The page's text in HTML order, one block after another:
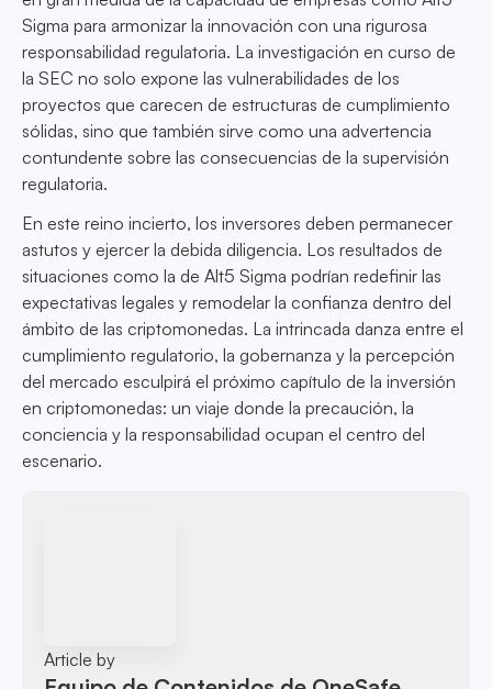
Sigma para armonizar la innovación con una rigurosa
responsabilidad regulatoria. La investigación en curso de
la SEC no solo expone las vulnerabilidades de los
proyectos que carecen de estructuras de cumplimiento
sólidas, sino que también sirve como una advertencia
contundente sobre las consecuencias de la supervisión
regulatoria.
En este reino incierto, los inversores deben permanecer
astutos y ejercer la debida diligencia. Los resultados de
situaciones como la de Alt5 Sigma podrían redefinir las
expectativas legales y remodelar la confianza dentro del
ámbito de las criptomonedas. La intrincada danza entre el
cumplimiento regulatorio, la gobernanza y la percepción
del mercado esculpirá el próximo capítulo de la inversión
en criptomonedas: un viaje donde la precaución, la
conciencia y la responsabilidad ocupan el centro del
escenario.
Article by